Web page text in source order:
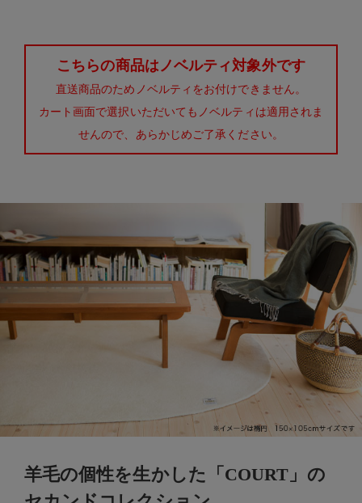
こちらの商品はノベルティ対象外です
直送商品のためノベルティをお付けできません。
カート画面で選択いただいてもノベルティは適用されま
せんので、あらかじめご了承ください。
羊毛の個性を生かした「COURT」の